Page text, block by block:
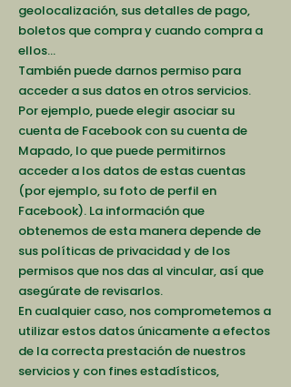
geolocalización, sus detalles de pago,
boletos que compra y cuando compra a
ellos…
También puede darnos permiso para
acceder a sus datos en otros servicios.
Por ejemplo, puede elegir asociar su
cuenta de Facebook con su cuenta de
Mapado, lo que puede permitirnos
acceder a los datos de estas cuentas
(por ejemplo, su foto de perfil en
Facebook). La información que
obtenemos de esta manera depende de
sus políticas de privacidad y de los
permisos que nos das al vincular, así que
asegúrate de revisarlos.
En cualquier caso, nos comprometemos a
utilizar estos datos únicamente a efectos
de la correcta prestación de nuestros
servicios y con fines estadísticos,